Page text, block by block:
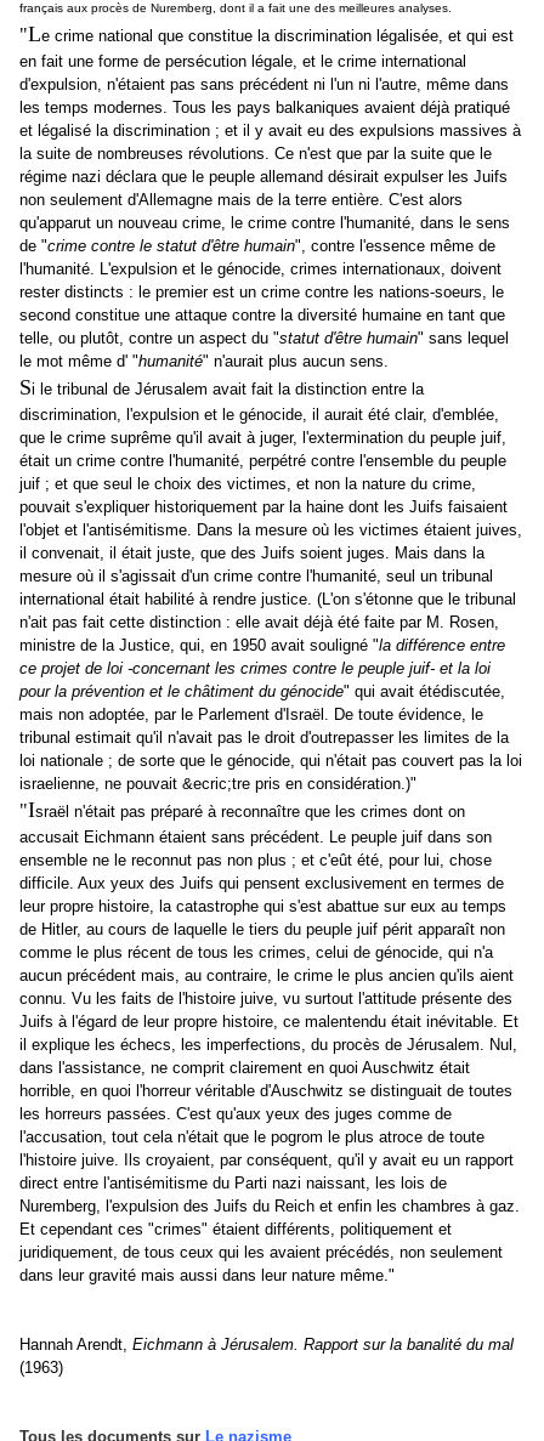
français aux procès de Nuremberg, dont il a fait une des meilleures analyses.
"Le crime national que constitue la discrimination légalisée, et qui est
en fait une forme de persécution légale, et le crime international
d'expulsion, n'étaient pas sans précédent ni l'un ni l'autre, même dans
les temps modernes. Tous les pays balkaniques avaient déjà pratiqué
et légalisé la discrimination ; et il y avait eu des expulsions massives à
la suite de nombreuses révolutions. Ce n'est que par la suite que le
régime nazi déclara que le peuple allemand désirait expulser les Juifs
non seulement d'Allemagne mais de la terre entière. C'est alors
qu'apparut un nouveau crime, le crime contre l'humanité, dans le sens
de "crime contre le statut d'être humain", contre l'essence même de
l'humanité. L'expulsion et le génocide, crimes internationaux, doivent
rester distincts : le premier est un crime contre les nations-soeurs, le
second constitue une attaque contre la diversité humaine en tant que
telle, ou plutôt, contre un aspect du "statut d'être humain" sans lequel
le mot même d' "humanité" n'aurait plus aucun sens.
Si le tribunal de Jérusalem avait fait la distinction entre la
discrimination, l'expulsion et le génocide, il aurait été clair, d'emblée,
que le crime suprême qu'il avait à juger, l'extermination du peuple juif,
était un crime contre l'humanité, perpétré contre l'ensemble du peuple
juif ; et que seul le choix des victimes, et non la nature du crime,
pouvait s'expliquer historiquement par la haine dont les Juifs faisaient
l'objet et l'antisémitisme. Dans la mesure où les victimes étaient juives,
il convenait, il était juste, que des Juifs soient juges. Mais dans la
mesure où il s'agissait d'un crime contre l'humanité, seul un tribunal
international était habilité à rendre justice. (L'on s'étonne que le tribunal
n'ait pas fait cette distinction : elle avait déjà été faite par M. Rosen,
ministre de la Justice, qui, en 1950 avait souligné "la différence entre
ce projet de loi -concernant les crimes contre le peuple juif- et la loi
pour la prévention et le châtiment du génocide" qui avait étédiscutée,
mais non adoptée, par le Parlement d'Israël. De toute évidence, le
tribunal estimait qu'il n'avait pas le droit d'outrepasser les limites de la
loi nationale ; de sorte que le génocide, qui n'était pas couvert pas la loi
israelienne, ne pouvait &ecric;tre pris en considération.)"
"Israël n'était pas préparé à reconnaître que les crimes dont on
accusait Eichmann étaient sans précédent. Le peuple juif dans son
ensemble ne le reconnut pas non plus ; et c'eût été, pour lui, chose
difficile. Aux yeux des Juifs qui pensent exclusivement en termes de
leur propre histoire, la catastrophe qui s'est abattue sur eux au temps
de Hitler, au cours de laquelle le tiers du peuple juif périt apparaît non
comme le plus récent de tous les crimes, celui de génocide, qui n'a
aucun précédent mais, au contraire, le crime le plus ancien qu'ils aient
connu. Vu les faits de l'histoire juive, vu surtout l'attitude présente des
Juifs à l'égard de leur propre histoire, ce malentendu était inévitable. Et
il explique les échecs, les imperfections, du procès de Jérusalem. Nul,
dans l'assistance, ne comprit clairement en quoi Auschwitz était
horrible, en quoi l'horreur véritable d'Auschwitz se distinguait de toutes
les horreurs passées. C'est qu'aux yeux des juges comme de
l'accusation, tout cela n'était que le pogrom le plus atroce de toute
l'histoire juive. Ils croyaient, par conséquent, qu'il y avait eu un rapport
direct entre l'antisémitisme du Parti nazi naissant, les lois de
Nuremberg, l'expulsion des Juifs du Reich et enfin les chambres à gaz.
Et cependant ces "crimes" étaient différents, politiquement et
juridiquement, de tous ceux qui les avaient précédés, non seulement
dans leur gravité mais aussi dans leur nature même."
Hannah Arendt, Eichmann à Jérusalem. Rapport sur la banalité du mal
(1963)
Tous les documents sur Le nazisme